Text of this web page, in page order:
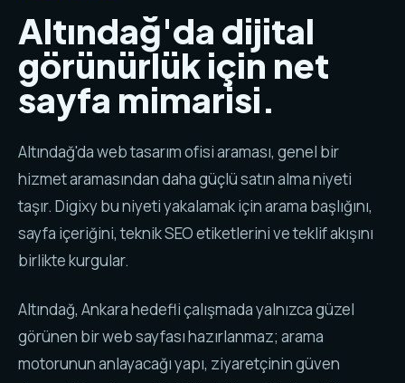
Altındağ'da dijital
görünürlük için net
sayfa mimarisi.
Altındağ'da web tasarım ofisi araması, genel bir
hizmet aramasından daha güçlü satın alma niyeti
taşır. Digixy bu niyeti yakalamak için arama başlığını,
sayfa içeriğini, teknik SEO etiketlerini ve teklif akışını
birlikte kurgular.
Altındağ, Ankara hedefli çalışmada yalnızca güzel
görünen bir web sayfası hazırlanmaz; arama
motorunun anlayacağı yapı, ziyaretçinin güven